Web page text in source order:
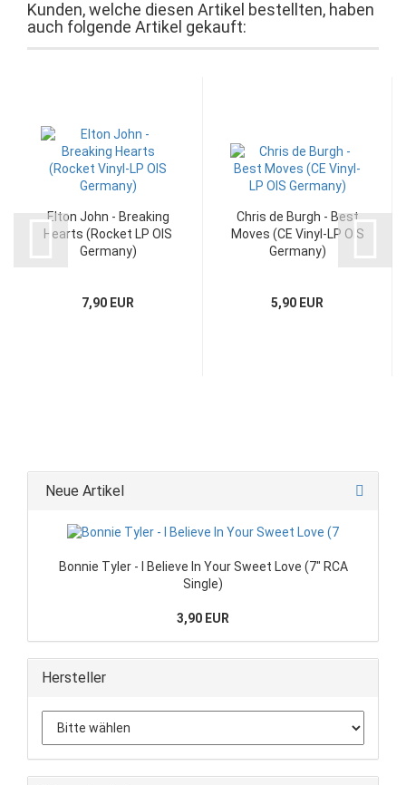
Kunden, welche diesen Artikel bestellten, haben
auch folgende Artikel gekauft:
Elton John - Breaking
Hearts (Rocket LP OIS
Germany)
7,90 EUR
Chris de Burgh - Best
Moves (CE Vinyl-LP OIS
Germany)
5,90 EUR
Neue Artikel
Bonnie Tyler - I Believe In Your Sweet Love (7" RCA
Single)
3,90 EUR
Hersteller